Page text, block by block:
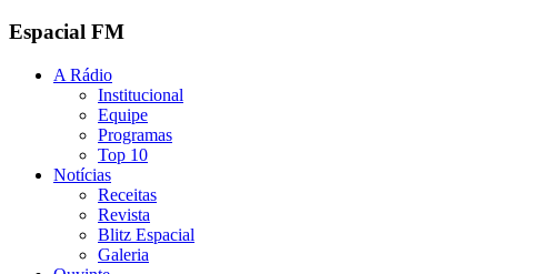
Espacial FM
A Rádio
Institucional
Equipe
Programas
Top 10
Notícias
Receitas
Revista
Blitz Espacial
Galeria